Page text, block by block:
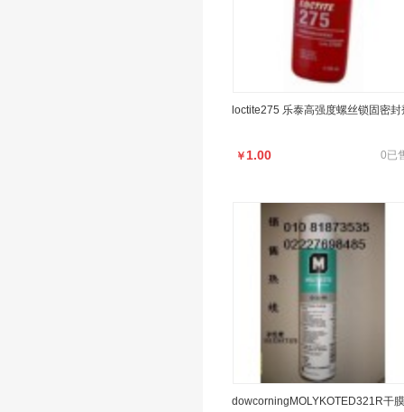
loctite275 乐泰高强度螺丝锁固密封
￥ 1.00 0已
dowcorningMOLYKOTED321R干